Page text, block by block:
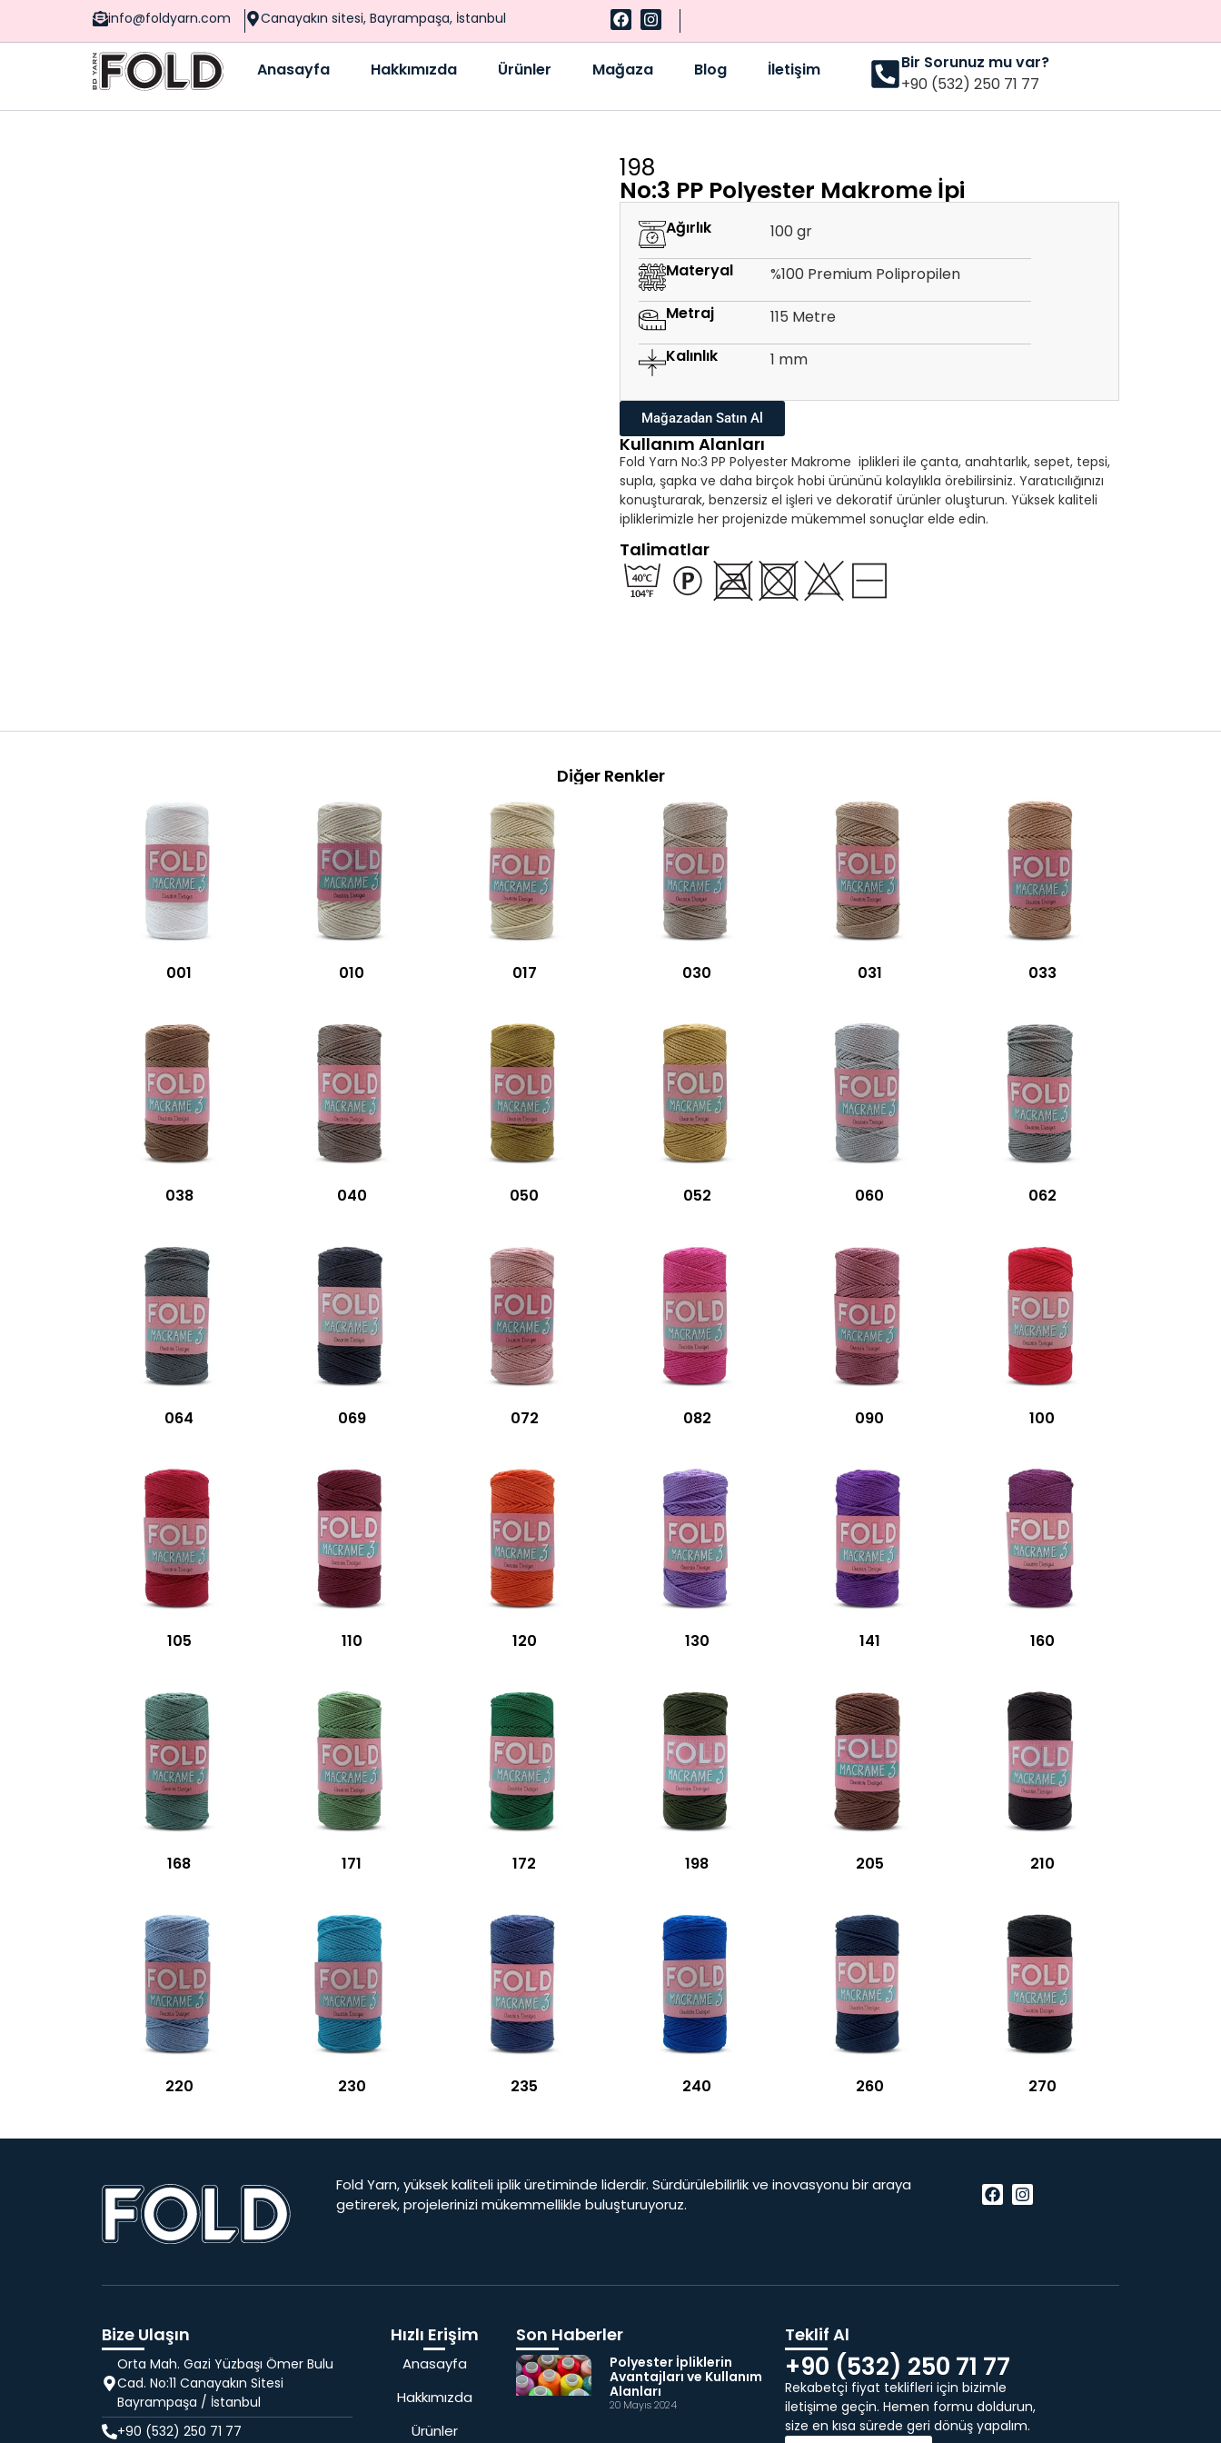
info@foldyarn.com Canayakın sitesi, Bayrampaşa, İstanbul
Anasayfa Hakkımızda Ürünler Mağaza Blog İletişim
Bir Sorunuz mu var?
+90 (532) 250 71 77
198
No:3 PP Polyester Makrome İpi
Ağırlık
100 gr
Materyal
%100 Premium Polipropilen
Metraj
115 Metre
Kalınlık
1 mm
Mağazadan Satın Al
Kullanım Alanları
Fold Yarn No:3 PP Polyester Makrome iplikleri ile çanta, anahtarlık, sepet, tepsi,
supla, şapka ve daha birçok hobi ürününü kolaylıkla örebilirsiniz. Yaratıcılığınızı
konuşturarak, benzersiz el işleri ve dekoratif ürünler oluşturun. Yüksek kaliteli
ipliklerimizle her projenizde mükemmel sonuçlar elde edin.
Talimatlar
Diğer Renkler
001 010 017 030 031 033
038 040 050 052 060 062
064 069 072 082 090 100
105 110 120 130 141 160
168 171 172 198 205 210
220 230 235 240 260 270
Fold Yarn, yüksek kaliteli iplik üretiminde liderdir. Sürdürülebilirlik ve inovasyonu bir araya
getirerek, projelerinizi mükemmellikle buluşturuyoruz.
Bize Ulaşın
Orta Mah. Gazi Yüzbaşı Ömer Bulu
Cad. No:11 Canayakın Sitesi
Bayrampaşa / İstanbul
+90 (532) 250 71 77
Hızlı Erişim
Anasayfa
Hakkımızda
Ürünler
Son Haberler
Polyester İpliklerin
Avantajları ve Kullanım
Alanları
20 Mayıs 2024
Teklif Al
+90 (532) 250 71 77
Rekabetçi fiyat teklifleri için bizimle
iletişime geçin. Hemen formu doldurun,
size en kısa sürede geri dönüş yapalım.